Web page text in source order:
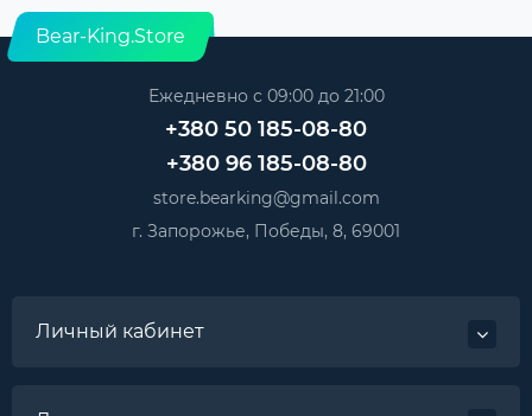
Bear-King.Store
Ежедневно с 09:00 до 21:00
+380 50 185-08-80
+380 96 185-08-80
store.bearking@gmail.com
г. Запорожье, Победы, 8, 69001
Личный кабинет